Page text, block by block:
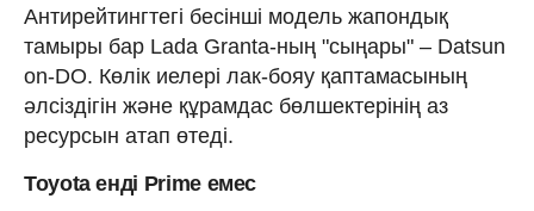
Антирейтингтегі бесінші модель жапондық
тамыры бар Lada Granta-ның "сыңары" – Datsun
on-DO. Көлік иелері лак-бояу қаптамасының
әлсіздігін және құрамдас бөлшектерінің аз
ресурсын атап өтеді.
Toyota енді Prime емес